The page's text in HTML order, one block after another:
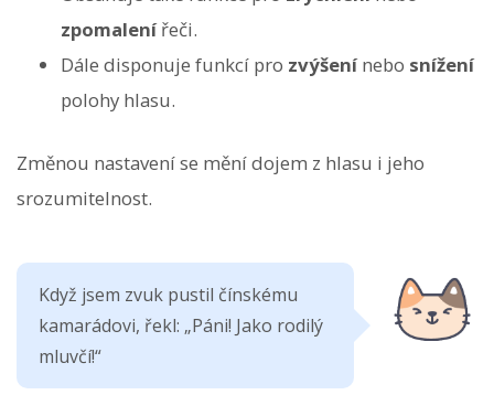
zpomalenířeči.
Dále disponuje funkcí pro zvýšenínebo snížení
polohy hlasu.
Změnou nastavení se mění dojem z hlasu i jeho
srozumitelnost.
Když jsem zvuk pustil čínskému
kamarádovi, řekl: „Páni! Jako rodilý
mluvčí!“